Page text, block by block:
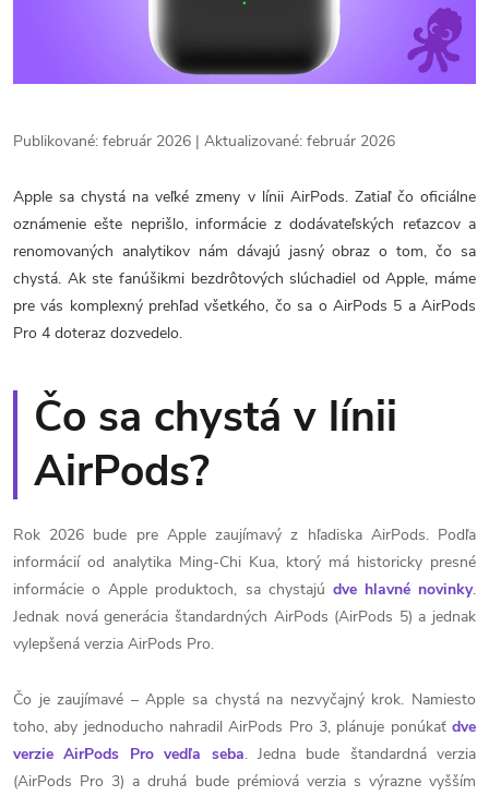
Publikované: február 2026 | Aktualizované: február 2026
Apple sa chystá na veľké zmeny v línii AirPods. Zatiaľ čo oficiálne
oznámenie ešte neprišlo, informácie z dodávateľských reťazcov a
renomovaných analytikov nám dávajú jasný obraz o tom, čo sa
chystá. Ak ste fanúšikmi bezdrôtových slúchadiel od Apple, máme
pre vás komplexný prehľad všetkého, čo sa o AirPods 5 a AirPods
Pro 4 doteraz dozvedelo.
Čo sa chystá v línii
AirPods?
Rok 2026 bude pre Apple zaujímavý z hľadiska AirPods. Podľa
informácií od analytika Ming-Chi Kua, ktorý má historicky presné
informácie o Apple produktoch, sa chystajú dve hlavné novinky.
Jednak nová generácia štandardných AirPods (AirPods 5) a jednak
vylepšená verzia AirPods Pro.
Čo je zaujímavé – Apple sa chystá na nezvyčajný krok. Namiesto
toho, aby jednoducho nahradil AirPods Pro 3, plánuje ponúkať dve
verzie AirPods Pro vedľa seba. Jedna bude štandardná verzia
(AirPods Pro 3) a druhá bude prémiová verzia s výrazne vyšším